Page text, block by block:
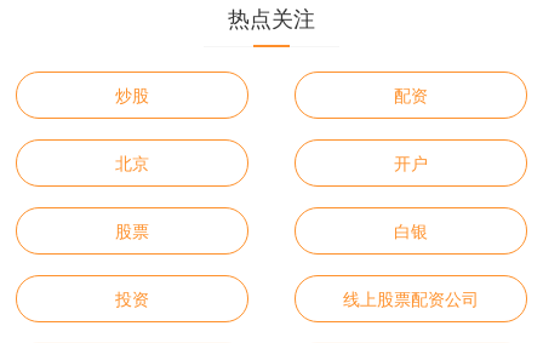
热点关注
炒股 配资
北京 开户
股票 白银
投资 线上股票配资公司